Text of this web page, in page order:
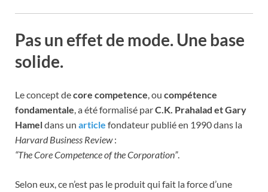
Pas un effet de mode. Une base
solide.
Le concept decore competence, ou compétence
fondamentale, a été formalisé parC.K. Prahalad et Gary
Hameldans un article fondateur publié en 1990 dans la
Harvard Business Review:
“The Core Competence of the Corporation”.
Selon eux, ce n’est pas le produit qui fait la force d’une